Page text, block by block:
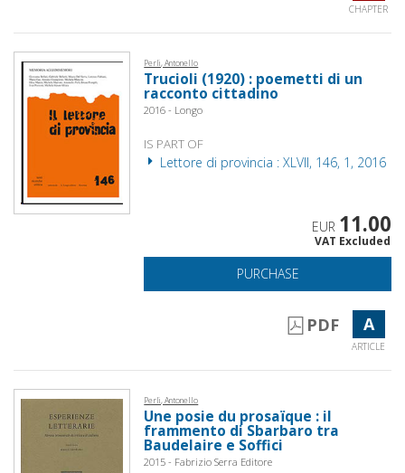
CHAPTER
Perli, Antonello
Trucioli (1920) : poemetti di un
racconto cittadino
2016 - Longo
IS PART OF
Lettore di provincia : XLVII, 146, 1, 2016
EUR 11.00
VAT Excluded
PURCHASE
PDF A
ARTICLE
Perli, Antonello
Une posie du prosaïque : il
frammento di Sbarbaro tra
Baudelaire e Soffici
2015 - Fabrizio Serra Editore